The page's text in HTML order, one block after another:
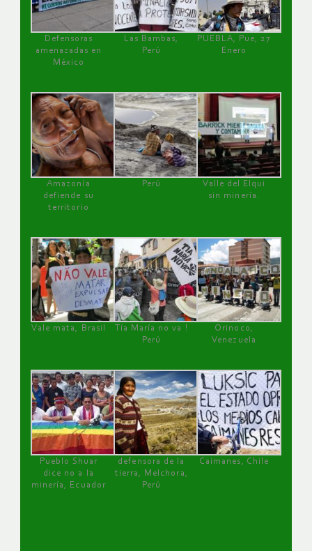
Defensoras
amenazadas en
México
Las Bambas,
Perú
PUEBLA, Pue, 27
Enero
Amazonía
defiende su
territorio
Perú
Valle del Elqui
sin minería.
Vale mata, Brasil
Tía María no va !
Perú
Orinoco,
Venezuela
Pueblo Shuar
dice no a la
minería, Ecuador
defensora de la
tierra, Melchora,
Perú
Caimanes, Chile